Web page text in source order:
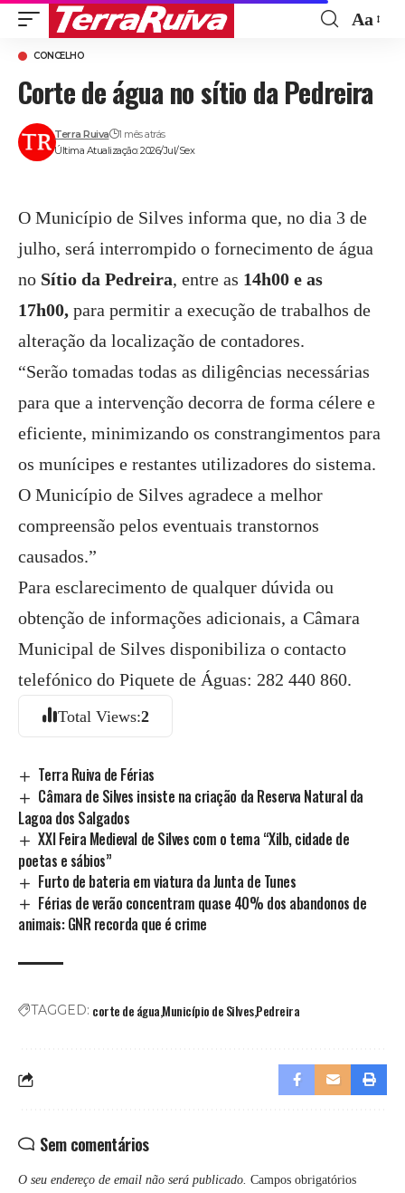
Aa
CONCELHO
Corte de água no sítio da Pedreira
Última Atualização: 2026/Jul/Sex
Terra Ruiva 1 mês atrás
O Município de Silves informa que, no dia 3 de
julho, será interrompido o fornecimento de água
no Sítio da Pedreira, entre as 14h00 e as
17h00, para permitir a execução de trabalhos de
alteração da localização de contadores.
“Serão tomadas todas as diligências necessárias
para que a intervenção decorra de forma célere e
eficiente, minimizando os constrangimentos para
os munícipes e restantes utilizadores do sistema.
O Município de Silves agradece a melhor
compreensão pelos eventuais transtornos
causados.”
Para esclarecimento de qualquer dúvida ou
obtenção de informações adicionais, a Câmara
Municipal de Silves disponibiliza o contacto
telefónico do Piquete de Águas: 282 440 860.
Total Views:2
Terra Ruiva de Férias
Câmara de Silves insiste na criação da Reserva Natural da
Lagoa dos Salgados
XXI Feira Medieval de Silves com o tema “Xilb, cidade de
poetas e sábios”
Furto de bateria em viatura da Junta de Tunes
Férias de verão concentram quase 40% dos abandonos de
animais: GNR recorda que é crime
TAGGED: corte de águaMunicípio de SilvesPedreira
Sem comentários
O seu endereço de email não será publicado. Campos obrigatórios